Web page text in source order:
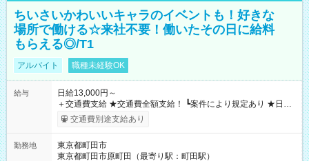
ちいさいかわいいキャラのイベントも！好きな
場所で働ける☆来社不要！働いたその日に給料
もらえる◎/T1
アルバイト 職種未経験OK
給与
日給13,000円～
＋交通費支給 ★交通費全額支給！ ┗案件により規定あり ★日払
いOK！（規定あり） ┗働いたその日に現金GET♪ お仕事後はコ
ンビニATMから 日払い分を引き落とせます！ 【試用期間】試
交通費別途支給あり
勤務地
東京都町田市
東京都町田市原町田（最寄り駅：町田駅）